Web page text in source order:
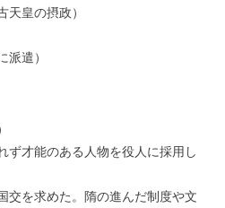
皇の摂政）
遣）
ず才能のある人物を役人に採用し
交を求めた。隋の進んだ制度や文